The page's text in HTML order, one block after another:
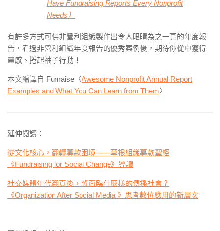
Have Fundraising Reports Every Nonprofit
Needs）
有許多方式可供非營利組織製作出令人眼睛為之一亮的年度報
告，看過非營利組織年度報告的優秀案例後，期待你從中獲得
靈感、捲起袖子行動！
本文編譯自 Funraise〈Awesome Nonprofit Annual Report
Examples and What You Can Learn from Them〉
延伸閱讀：
從文化核心，翻轉募款困境——草根組織募款聖經
《Fundraising for Social Change》導讀
社交媒體年代翻頁後，將面臨什麼樣的傳播社會？
《Organization After Social Media 》思考數位應用的新層次